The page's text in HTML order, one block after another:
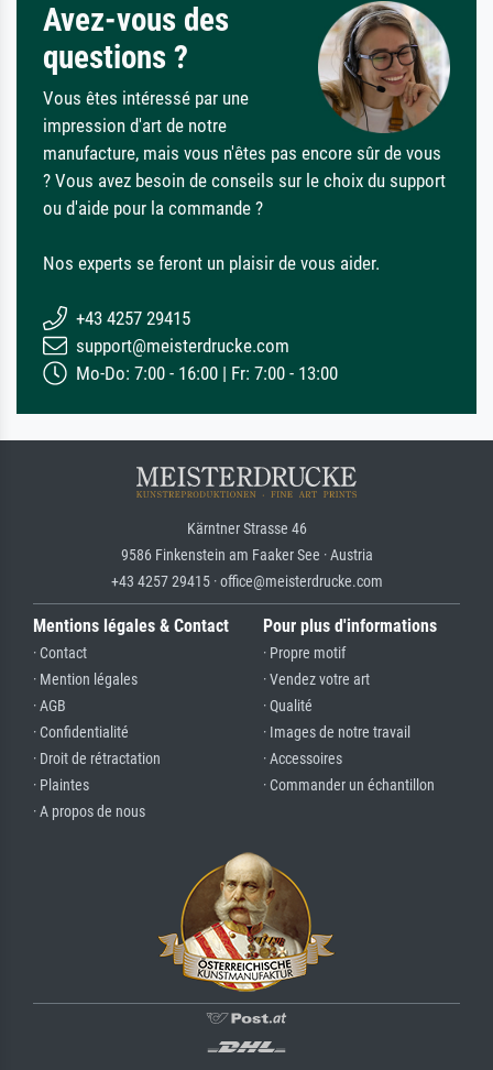
Avez-vous des
questions ?
Vous êtes intéressé par une
impression d'art de notre
manufacture, mais vous n'êtes pas encore sûr de vous
? Vous avez besoin de conseils sur le choix du support
ou d'aide pour la commande ?
Nos experts se feront un plaisir de vous aider.
+43 4257 29415
support@meisterdrucke.com
Mo-Do: 7:00 - 16:00 | Fr: 7:00 - 13:00
Kärntner Strasse 46
9586 Finkenstein am Faaker See · Austria
+43 4257 29415 · office@meisterdrucke.com
Mentions légales & Contact
· Contact
· Mention légales
· AGB
· Confidentialité
· Droit de rétractation
· Plaintes
· A propos de nous
Pour plus d'informations
· Propre motif
· Vendez votre art
· Qualité
· Images de notre travail
· Accessoires
· Commander un échantillon